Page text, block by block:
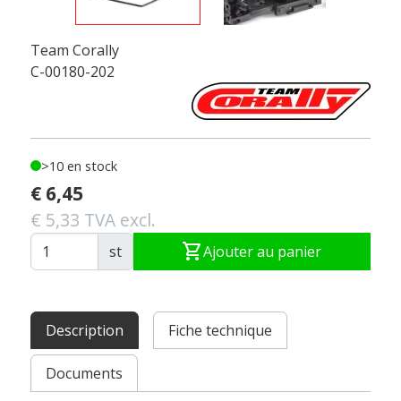
Team Corally
C-00180-202
>10 en stock
€ 6,45
€ 5,33 TVA excl.
st shopping_cartAjouter au panier
Description Fiche technique
Documents